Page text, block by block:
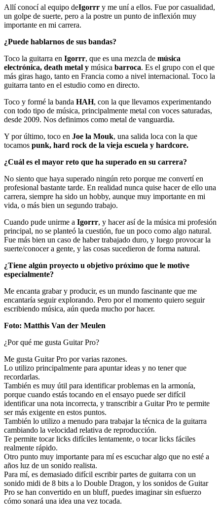
Allí conocí al equipo deIgorrr y me uní a ellos. Fue por casualidad,
un golpe de suerte, pero a la postre un punto de inflexión muy
importante en mi carrera.
¿Puede hablarnos de sus bandas?
Toco la guitarra en Igorrr, que es una mezcla de música
electrónica, death metal y música barroca. Es el grupo con el que
más giras hago, tanto en Francia como a nivel internacional. Toco la
guitarra tanto en el estudio como en directo.
Toco y formé la banda HAH, con la que llevamos experimentando
con todo tipo de música, principalmente metal con voces saturadas,
desde 2009. Nos definimos como metal de vanguardia.
Y por último, toco en Joe la Mouk, una salida loca con la que
tocamos punk, hard rock de la vieja escuela y hardcore.
¿Cuál es el mayor reto que ha superado en su carrera?
No siento que haya superado ningún reto porque me convertí en
profesional bastante tarde. En realidad nunca quise hacer de ello una
carrera, siempre ha sido un hobby, aunque muy importante en mi
vida, o más bien un segundo trabajo.
Cuando pude unirme a Igorrr, y hacer así de la música mi profesión
principal, no se planteó la cuestión, fue un poco como algo natural.
Fue más bien un caso de haber trabajado duro, y luego provocar la
suerte/conocer a gente, y las cosas sucedieron de forma natural.
¿Tiene algún proyecto u objetivo próximo que le motive
especialmente?
Me encanta grabar y producir, es un mundo fascinante que me
encantaría seguir explorando. Pero por el momento quiero seguir
escribiendo música, aún queda mucho por hacer.
Foto: Matthis Van der Meulen
¿Por qué me gusta Guitar Pro?
Me gusta Guitar Pro por varias razones.
Lo utilizo principalmente para apuntar ideas y no tener que
recordarlas.
También es muy útil para identificar problemas en la armonía,
porque cuando estás tocando en el ensayo puede ser difícil
identificar una nota incorrecta, y transcribir a Guitar Pro te permite
ser más exigente en estos puntos.
También lo utilizo a menudo para trabajar la técnica de la guitarra
cambiando la velocidad relativa de reproducción.
Te permite tocar licks difíciles lentamente, o tocar licks fáciles
realmente rápido.
Otro punto muy importante para mí es escuchar algo que no esté a
años luz de un sonido realista.
Para mí, es demasiado difícil escribir partes de guitarra con un
sonido midi de 8 bits a lo Double Dragon, y los sonidos de Guitar
Pro se han convertido en un bluff, puedes imaginar sin esfuerzo
cómo sonará una idea una vez tocada.